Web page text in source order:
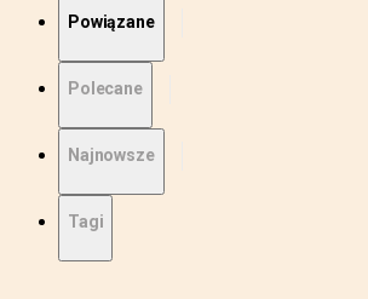
Powiązane
Polecane
Najnowsze
Tagi